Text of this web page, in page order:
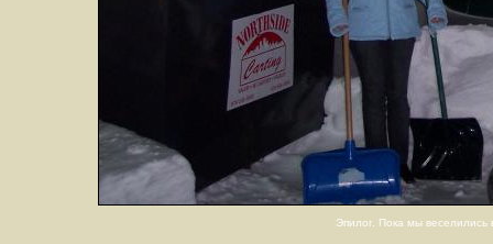
Эпилог. Пока мы веселились